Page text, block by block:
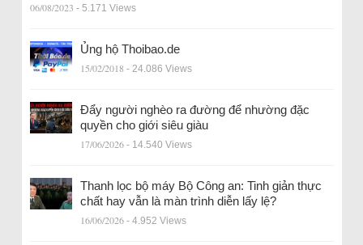
06/08/2023 - 5.171 Views
Ủng hộ Thoibao.de
15/02/2018 - 24.086 Views
Đẩy người nghèo ra đường để nhường đặc
quyền cho giới siêu giàu
17/06/2026 - 14.540 Views
Thanh lọc bộ máy Bộ Công an: Tinh giản thực
chất hay vẫn là màn trình diễn lấy lệ?
16/06/2026 - 4.952 Views